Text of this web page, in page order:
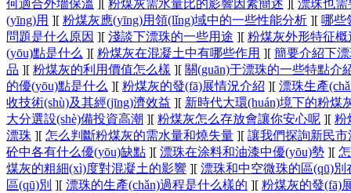
何適合外墻保溫 粉煤灰需水量比的影響因素簡述
漂珠也需
(yīng)用 ][ 粉煤灰應(yīng)用領(lǐng)域中的一些性能分析 ][ 哪些
問題是什么原因 ][ 淺談下漂珠的一些用途 ][ 粉煤灰外形特征概
(yōu)點是什么 ][ 粉煤灰在混凝土中有哪些作用 ][ 簡要介紹下
品 ][ 粉煤灰的利用價值怎么樣 ][ 關(guān)于漂珠的一些特點介
的優(yōu)點是什么 ][ 粉煤灰的發(fā)展情況介紹 ][ 漂珠生產
收技術(shù)及其經(jīng)濟效益 ][ 新時代大環(huán)境下的粉煤
大分選設(shè)備投資高潮 ][ 粉煤灰怎么存放會讓你安心呢 ][ 粉
漂珠 ][ 怎么判斷粉煤灰的需水量和燒失量 ][ 讓我們探詢新民
砼中各有什么優(yōu)缺點 ][ 漂珠在涂料和油漆中優(yōu)勢 ][
煤灰的粗細(xì)度對混凝土的影響 ][ 漂珠和中空微珠的區(qū)別
區(qū)別 ][ 漂珠的生產(chǎn)過程是什么樣的 ][ 粉煤灰的發(fā)